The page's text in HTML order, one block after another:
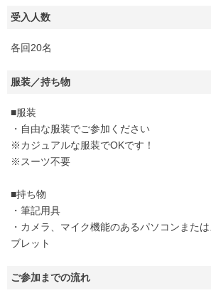
受入人数
各回20名
服装／持ち物
■服装
・自由な服装でご参加ください
※カジュアルな服装でOKです！
※スーツ不要
■持ち物
・筆記用具
・カメラ、マイク機能のあるパソコンまた
ブレット
ご参加までの流れ